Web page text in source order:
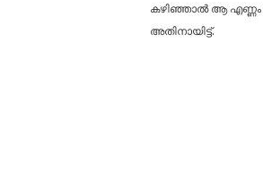
കഴിഞ്ഞാൽ ആ എണ്ണം
അതിനായിട്ട്.